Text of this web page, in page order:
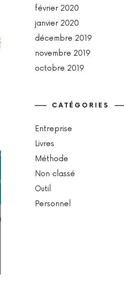
février 2020
janvier 2020
décembre 2019
novembre 2019
octobre 2019
CATÉGORIES
Entreprise
Livres
Méthode
Non classé
Outil
Personnel